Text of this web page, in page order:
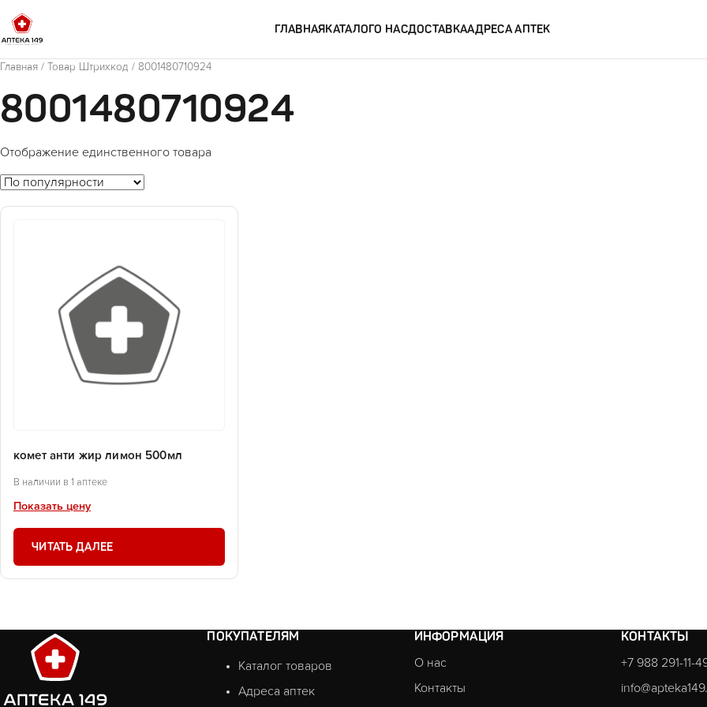
ГЛАВНАЯКАТАЛОГО НАСДОСТАВКААДРЕСА АПТЕК
Главная / Товар Штрихкод / 8001480710924
8001480710924
Отображение единственного товара
комет анти жир лимон 500мл
В наличии в 1 аптеке
Показать цену
ЧИТАТЬ ДАЛЕЕ
ПОКУПАТЕЛЯМ
Каталог товаров
Адреса аптек
ИНФОРМАЦИЯ
О нас
Контакты
КОНТАКТЫ
+7 988 291-11-